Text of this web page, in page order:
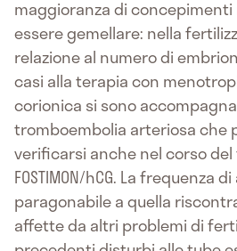
maggioranza di
essere gemellare: nella
relazione al numero di
casi alla terapia con
corionica si sono
tromboembolia arteriosa che
verificarsi anche nel corso
FOSTIMON/hCG. La frequenza
paragonabile a quella
affette da altri problemi di